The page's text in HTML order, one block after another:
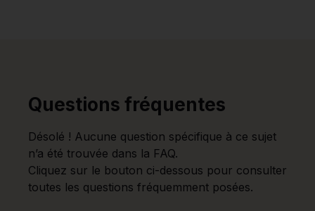
Questions fréquentes
Désolé ! Aucune question spécifique à ce sujet
n’a été trouvée dans la FAQ.
Cliquez sur le bouton ci-dessous pour consulter
toutes les questions fréquemment posées.